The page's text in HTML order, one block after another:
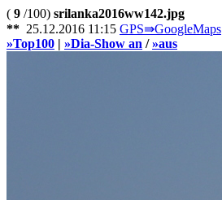
( 9 /100) srilanka2016ww142.jpg
** 25.12.2016 11:15 GPS⇛GoogleMaps
»Top100 | »Dia-Show an /»aus